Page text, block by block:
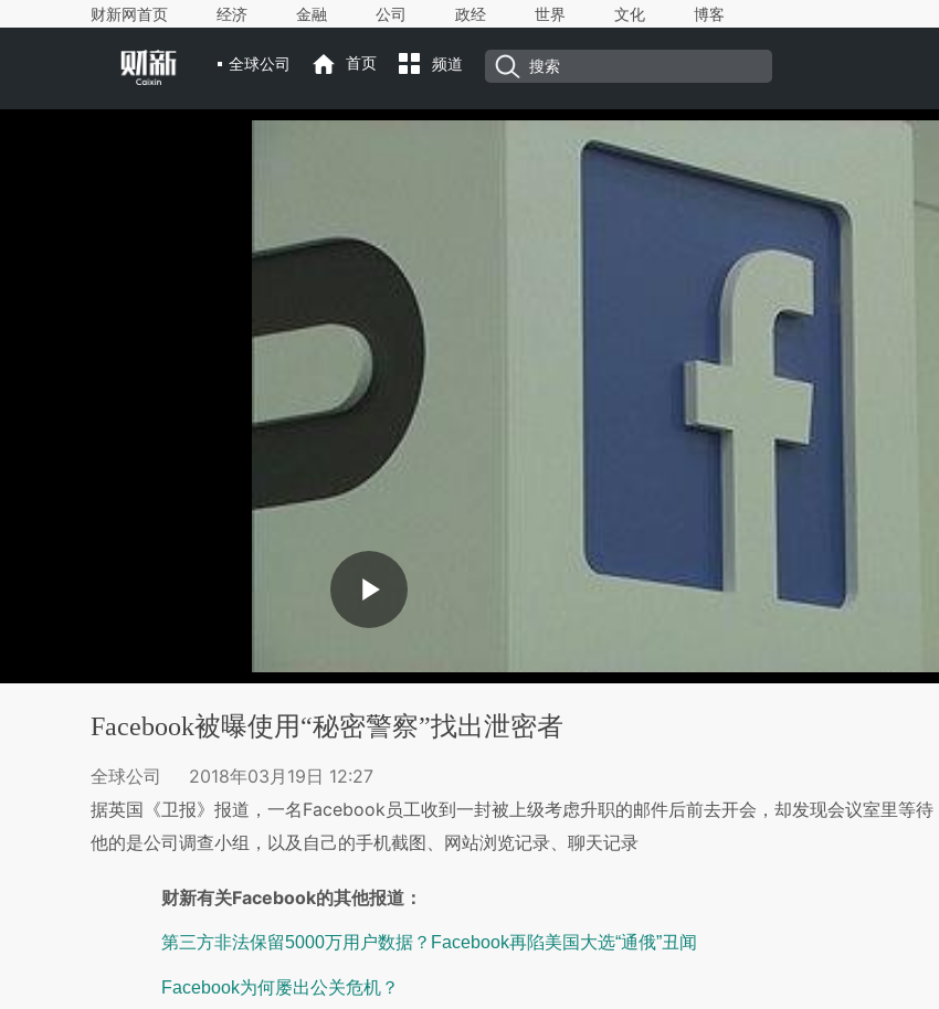
财新网首页 经济 金融 公司 政经 世界 文化 博客
全球公司 首页 频道
Facebook被曝使用“秘密警察”找出泄密者
全球公司
2018年03月19日 12:27
据英国《卫报》报道，一名Facebook员工收到一封被上级考虑升职的邮件后前去开会，却发现会议室里等待
他的是公司调查小组，以及自己的手机截图、网站浏览记录、聊天记录
财新有关Facebook的其他报道：
第三方非法保留5000万用户数据？Facebook再陷美国大选“通俄”丑闻
Facebook为何屡出公关危机？